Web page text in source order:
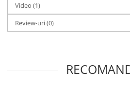
Video (1)
Review-uri(0)